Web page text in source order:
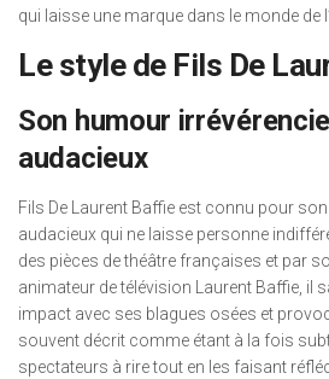
qui laisse une marque dans le monde de
Le style de Fils De
Son humour
audacieux
Fils De Laurent Baffie est connu pour
audacieux qui ne laisse personne
des pièces de théâtre françaises et par
animateur de télévision Laurent Baffie, il
impact avec ses blagues osées et
souvent décrit comme étant à la fois
spectateurs à rire tout en les faisant